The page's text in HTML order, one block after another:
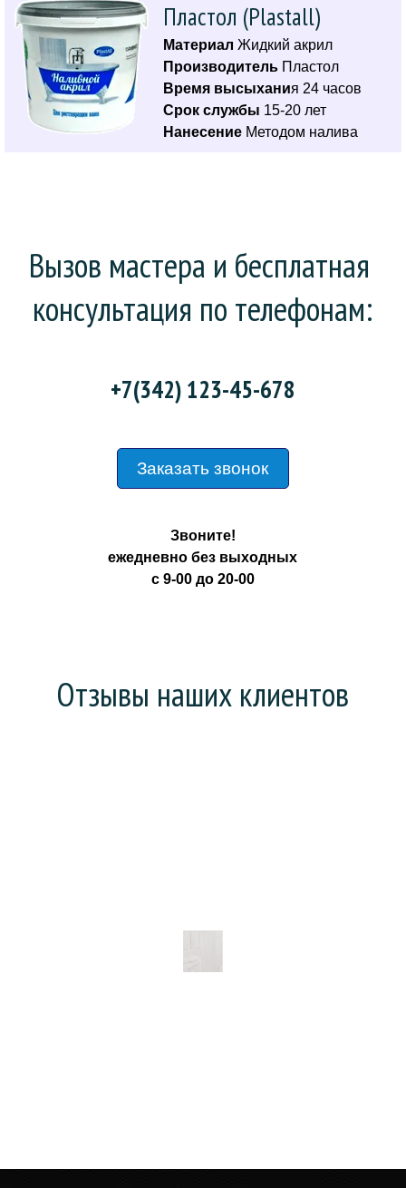
Пластол (Plastall)
Материал Жидкий акрил
Производитель Пластол
Время высыхания 24 часов
Срок службы 15-20 лет
Нанесение Методом налива
Вызов мастера и бесплатная
консультация по телефонам:
+7(342) 123-45-678
Заказать звонок
Звоните!
ежедневно без выходных
с 9-00 до 20-00
Отзывы наших клиентов